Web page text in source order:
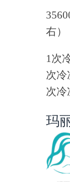
右）
1次
次冷
次冷
玛